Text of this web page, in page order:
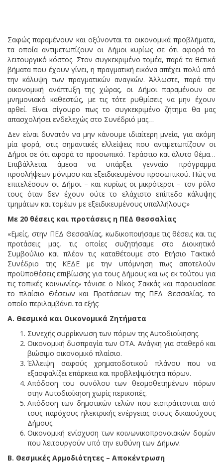
Σαφώς παραμένουν και οξύνονται τα οικονομικά προβλήματα,
τα οποία αντιμετωπίζουν οι Δήμοι κυρίως σε ότι αφορά το
λειτουργικό κόστος. Στον συγκεκριμένο τομέα, παρά τα θετικά
βήματα που έχουν γίνει, η πραγματική εικόνα απέχει πολύ από
την κάλυψη των πραγματικών αναγκών. Άλλωστε, παρά την
οικονομική ανάπτυξη της χώρας, οι Δήμοι παραμένουν σε
μνημονιακό καθεστώς, με τις τότε ρυθμίσεις να μην έχουν
αρθεί. Είναι σίγουρο πως το συγκεκριμένο ζήτημα θα μας
απασχολήσει ενδελεχώς στο Συνέδριό μας…
Δεν είναι δυνατόν να μην κάνουμε ιδιαίτερη μνεία, για ακόμη
μία φορά, στις σημαντικές ελλείψεις που αντιμετωπίζουν οι
Δήμοι σε ότι αφορά το προσωπικό. Τεράστιο και άλυτο θέμα…
Επιβάλλεται άμεσα να υπάρξει γενναίο πρόγραμμα
προσλήψεων μόνιμου και εξειδικευμένου προσωπικού. Πώς να
επιτελέσουν οι Δήμοι – και κυρίως οι μικρότεροι – τον ρόλο
τους όταν δεν έχουν ούτε το ελάχιστο επίπεδο κάλυψης
τμημάτων και τομέων με εξειδικευμένους υπαλλήλους;»
Με 20 θέσεις και προτάσεις η ΠΕΔ Θεσσαλίας
«Εμείς, στην ΠΕΔ Θεσσαλίας, κωδικοποιήσαμε τις θέσεις και τις
προτάσεις μας, τις οποίες συζητήσαμε στο Διοικητικό
Συμβούλιο και πλέον τις καταθέτουμε στο Ετήσιο Τακτικό
Συνέδριο της ΚΕΔΕ με την υπόμνηση πως αποτελούν
προϋποθέσεις επιβίωσης για τους Δήμους και ως εκ τούτου για
τις τοπικές κοινωνίες» τόνισε ο Νίκος Σακκάς και παρουσίασε
το πλαίσιο Θέσεων και Προτάσεων της ΠΕΔ Θεσσαλίας, το
οποίο περιλαμβάνει τα εξής:
Α. Θεσμικά και Οικονομικά Ζητήματα
Συνεχής συρρίκνωση των πόρων της Αυτοδιοίκησης.
Οικονομική δυσπραγία των ΟΤΑ. Ανάγκη για σταθερό και
βιώσιμο οικονομικό πλαίσιο.
Έλλειψη σαφούς χρηματοδοτικού πλάνου που να
εξασφαλίζει επάρκεια και προβλεψιμότητα πόρων.
Απόδοση του συνόλου των θεσμοθετημένων πόρων
στην Αυτοδιοίκηση χωρίς περικοπές.
Απόδοση των δημοτικών τελών που εισπράττονται από
τους παρόχους ηλεκτρικής ενέργειας στους δικαιούχους
Δήμους.
Οικονομική ενίσχυση των κοινωνικοπρονοιακών δομών
που λειτουργούν υπό την ευθύνη των Δήμων.
Β. Θεσμικές Αρμοδιότητες – Αποκέντρωση